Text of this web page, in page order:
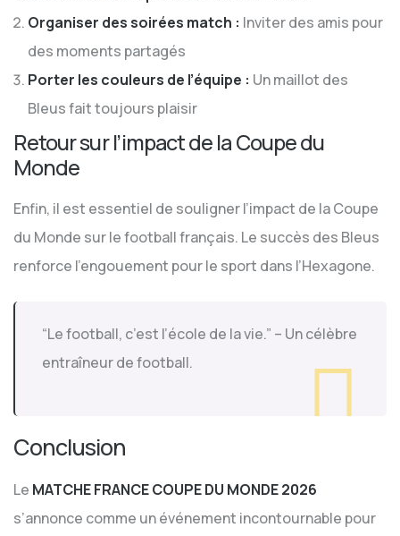
Organiser des soirées match : Inviter des amis pour
des moments partagés
Porter les couleurs de l’équipe : Un maillot des
Bleus fait toujours plaisir
Retour sur l’impact de la Coupe du
Monde
Enfin, il est essentiel de souligner l’impact de la Coupe
du Monde sur le football français. Le succès des Bleus
renforce l’engouement pour le sport dans l’Hexagone.
“Le football, c’est l’école de la vie.” – Un célèbre
entraîneur de football.
Conclusion
Le MATCHE FRANCE COUPE DU MONDE 2026
s’annonce comme un événement incontournable pour